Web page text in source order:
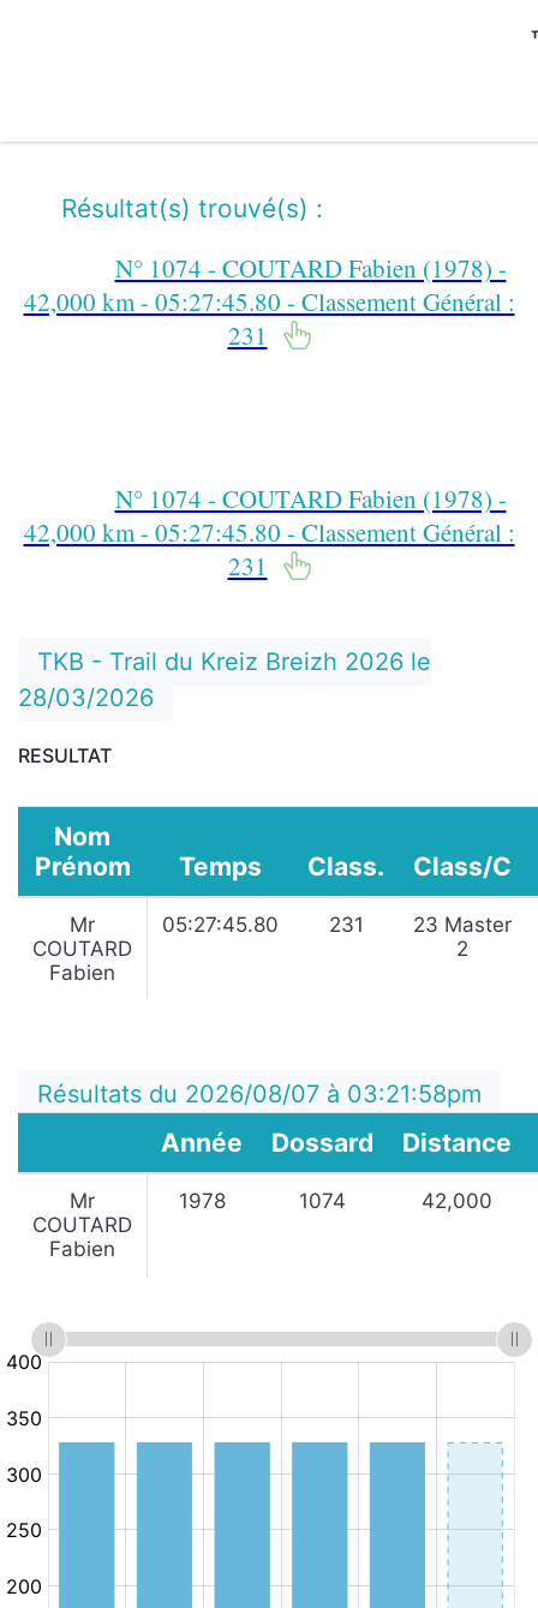
Résultat(s) trouvé(s) :
N° 1074 - COUTARD Fabien (1978) -
42,000 km - 05:27:45.80 - Classement Général :
231
N° 1074 - COUTARD Fabien (1978) -
42,000 km - 05:27:45.80 - Classement Général :
231
TKB - Trail du Kreiz Breizh 2026 le
28/03/2026
RESULTAT
Nom
Prénom
Temps Class. Class/C
Mr
COUTARD
Fabien
05:27:45.80 231
23 Master
2
Résultats du 2026/08/07 à 03:21:58pm
Année Dossard Distance
Mr
COUTARD
Fabien
1978 1074 42,000
Minutes
10.km/h